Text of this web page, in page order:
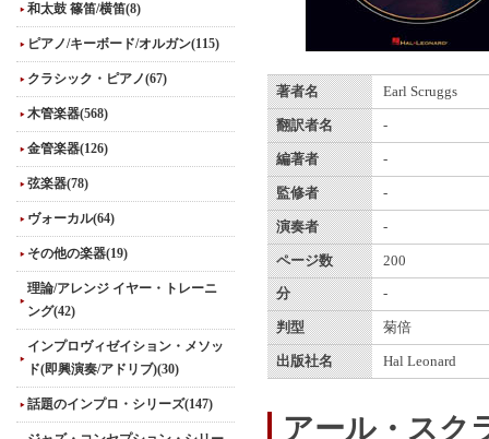
和太鼓 篠笛/横笛(8)
ピアノ/キーボード/オルガン(115)
クラシック・ピアノ(67)
木管楽器(568)
金管楽器(126)
弦楽器(78)
ヴォーカル(64)
その他の楽器(19)
理論/アレンジ イヤー・トレーニ
ング(42)
インプロヴィゼイション・メソッ
ド(即興演奏/アドリブ)(30)
話題のインプロ・シリーズ(147)
著者名 Earl Scruggs
翻訳者名 -
編著者 -
監修者 -
演奏者 -
ページ数 200
分 -
判型 菊倍
出版社名 Hal Leonard
アール・スク